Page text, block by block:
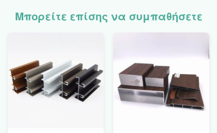
Μπορείτε επίσης να συμπαθήσετε